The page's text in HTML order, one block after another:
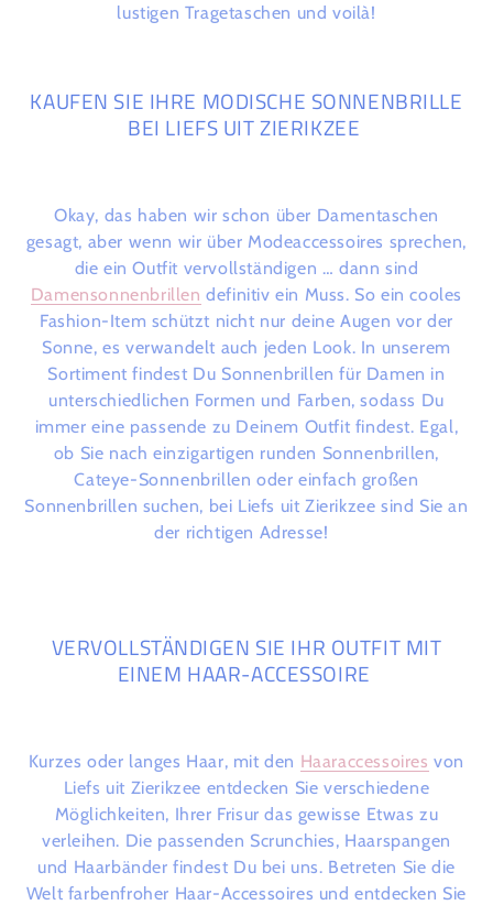
lustigen Tragetaschen und voilà!
KAUFEN SIE IHRE MODISCHE SONNENBRILLE
BEI LIEFS UIT ZIERIKZEE
Okay, das haben wir schon über Damentaschen
gesagt, aber wenn wir über Modeaccessoires sprechen,
die ein Outfit vervollständigen … dann sind
Damensonnenbrillen definitiv ein Muss. So ein cooles
Fashion-Item schützt nicht nur deine Augen vor der
Sonne, es verwandelt auch jeden Look. In unserem
Sortiment findest Du Sonnenbrillen für Damen in
unterschiedlichen Formen und Farben, sodass Du
immer eine passende zu Deinem Outfit findest. Egal,
ob Sie nach einzigartigen runden Sonnenbrillen,
Cateye-Sonnenbrillen oder einfach großen
Sonnenbrillen suchen, bei Liefs uit Zierikzee sind Sie an
der richtigen Adresse!
VERVOLLSTÄNDIGEN SIE IHR OUTFIT MIT
EINEM HAAR-ACCESSOIRE
Kurzes oder langes Haar, mit den Haaraccessoires von
Liefs uit Zierikzee entdecken Sie verschiedene
Möglichkeiten, Ihrer Frisur das gewisse Etwas zu
verleihen. Die passenden Scrunchies, Haarspangen
und Haarbänder findest Du bei uns. Betreten Sie die
Welt farbenfroher Haar-Accessoires und entdecken Sie